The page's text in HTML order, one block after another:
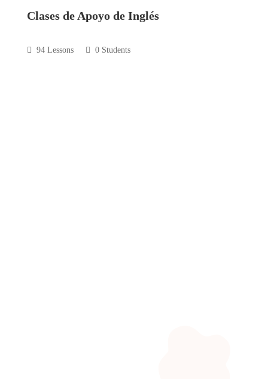
Clases de Apoyo de Inglés
94 Lessons 0 Students